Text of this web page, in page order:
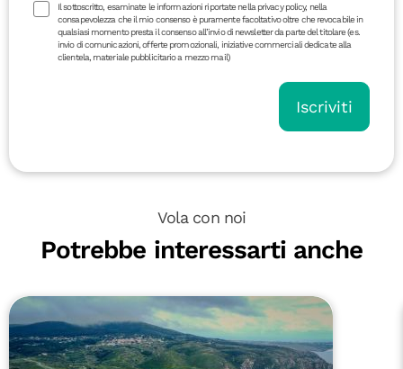
Il sottoscritto, esaminate le informazioni riportate nella privacy policy, nella
consapevolezza che il mio consenso è puramente facoltativo oltre che revocabile in
qualsiasi momento presta il consenso all’invio di newsletter da parte del titolare (es.
invio di comunicazioni, offerte promozionali, iniziative commerciali dedicate alla
clientela, materiale pubblicitario a mezzo mail)
Iscriviti
Vola con noi
Potrebbe interessarti anche